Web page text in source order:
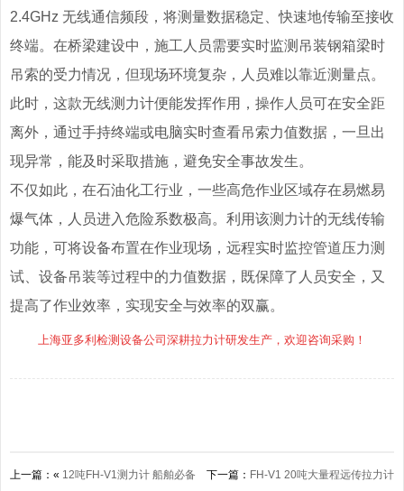
2.4GHz 无线通信频段，将测量数据稳定、快速地传输至接收
终端。在桥梁建设中，施工人员需要实时监测吊装钢箱梁时
吊索的受力情况，但现场环境复杂，人员难以靠近测量点。
此时，这款无线测力计便能发挥作用，操作人员可在安全距
离外，通过手持终端或电脑实时查看吊索力值数据，一旦出
现异常，能及时采取措施，避免安全事故发生。
不仅如此，在石油化工行业，一些高危作业区域存在易燃易
爆气体，人员进入危险系数极高。利用该测力计的无线传输
功能，可将设备布置在作业现场，远程实时监控管道压力测
试、设备吊装等过程中的力值数据，既保障了人员安全，又
提高了作业效率，实现安全与效率的双赢。
上海亚多利检测设备公司深耕拉力计研发生产，欢迎咨询采购！
上一篇：« 12吨FH-V1测力计 船舶必备 下一篇： FH-V1 20吨大量程远传拉力计